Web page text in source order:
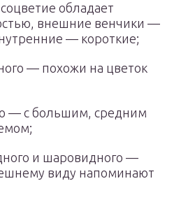
обладает
внешние венчики —
— короткие;
— похожи на цветок
— с большим, средним
и шаровидного —
виду напоминают